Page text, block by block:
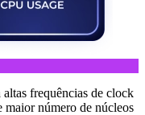
frequências de clock
maior número de núcleos